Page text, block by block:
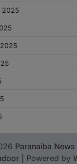
2025
Paranaíba News
| Powered by